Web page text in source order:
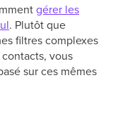
gérer les
. Plutôt que
filtres complexes
vous
sur ces mêmes